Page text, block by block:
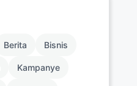
Berita Bisnis
Kampanye